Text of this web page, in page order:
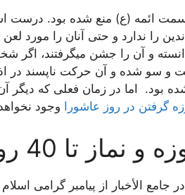
سمت ائمه (ع) منع شده بود.
را ندارد و حتی آنان را مورد لعن
و آن را جشن میگرفتند، اگر
و سو شده و آن حرکت ناپسند در
بود. اما در زمان فعلی که
گرفتن در روز عاشورا وجود
روز در اثر غیبت
در جامع الأخبار از پیامبر گرامی